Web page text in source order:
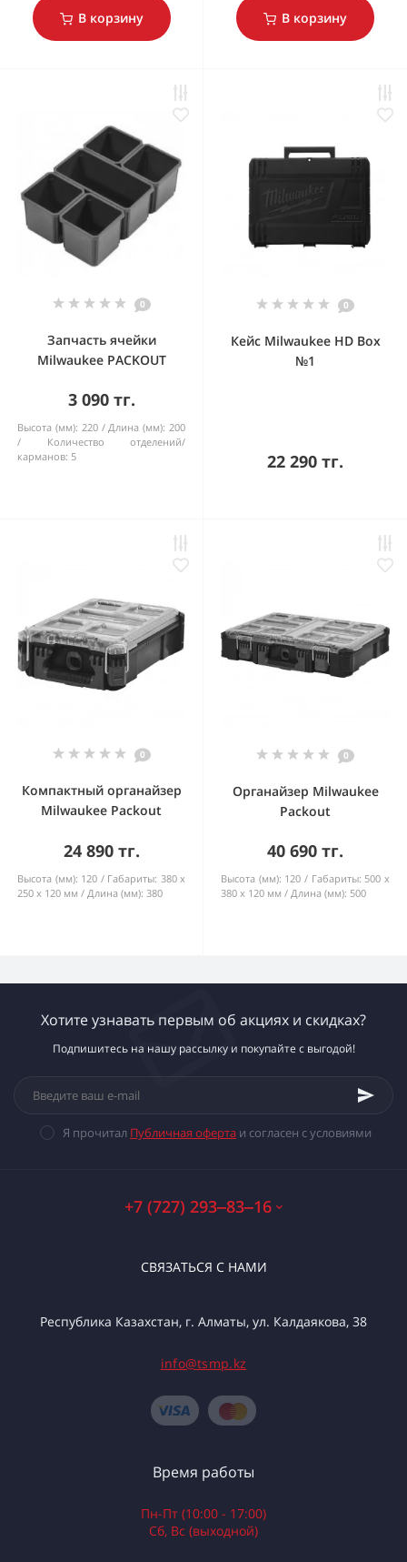
В корзину В корзину
0
Запчасть ячейки
Milwaukee PACKOUT
3 090 тг.
Высота (мм): 220 Длина (мм): 200
Количество отделений/
карманов: 5
0
Кейс Milwaukee HD Box
№1
22 290 тг.
0
Компактный органайзер
Milwaukee Packout
24 890 тг.
Высота (мм): 120 Габариты: 380 x
250 x 120 мм
Длина (мм): 380
0
Органайзер Milwaukee
Packout
40 690 тг.
Высота (мм): 120 Габариты: 500 x
380 x 120 мм
Длина (мм): 500
Хотите узнавать первым об акциях и скидках?
Подпишитесь на нашу рассылку и покупайте с выгодой!
Я прочитал Публичная оферта и согласен с условиями
+7 (727) 293‒83‒16
СВЯЗАТЬСЯ С НАМИ
Республика Казахстан, г. Алматы, ул. Калдаякова, 38
info@tsmp.kz
Время работы
Пн-Пт (10:00 - 17:00)
Сб, Вс (выходной)